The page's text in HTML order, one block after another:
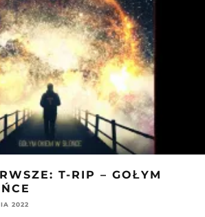
T-RIP – GOŁYM
2022